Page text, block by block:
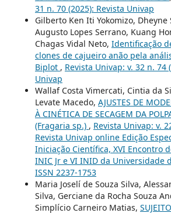
31 n. 70 (2025): Revista Univap
Gilberto Ken Iti Yokomizo, Dheyne
Augusto Lopes Serrano, Kuang
Chagas Vidal Neto, Identificação
clones de cajueiro anão pela
Biplot , Revista Univap: v. 32 n. 74
Univap
Wallaf Costa Vimercati, Cintia da
Levate Macedo, AJUSTES DE
À CINÉTICA DE SECAGEM DA
(Fragaria sp.) , Revista Univap: v.
Revista Univap online Edição
Iniciação Científica, XVI Encontro
INIC Jr e VI INID da Universidade
ISSN 2237-1753
Maria Joselí de Souza Silva,
Silva, Gerciane da Rocha Souza
Simplício Carneiro Matias,